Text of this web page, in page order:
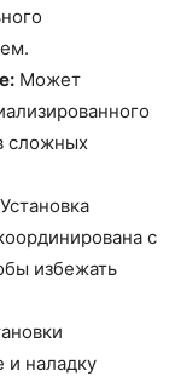
Может
сложных
Установка
с
избежать
и наладку